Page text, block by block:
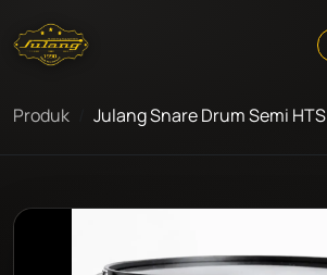
Produk Julang Snare Drum Semi HTS